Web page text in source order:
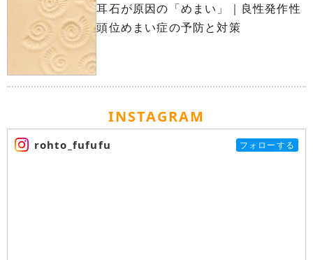
耳石が原因の「めまい」｜良性発作性
頭位めまい症の予防と対策
INSTAGRAM
rohto_fufufu フォローする